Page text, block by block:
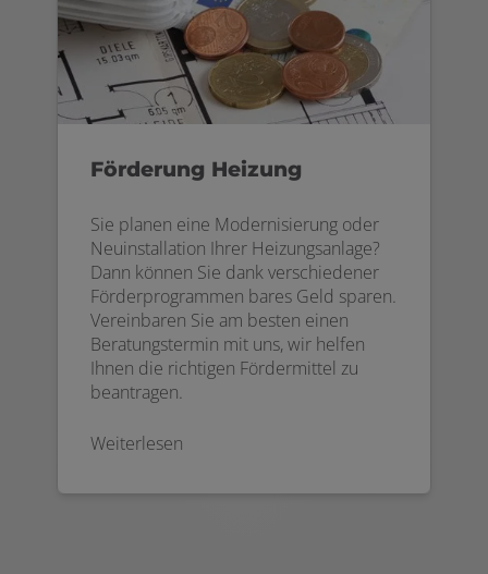
Förderung Heizung
Sie planen eine Modernisierung oder
Neuinstallation Ihrer Heizungsanlage?
Dann können Sie dank verschiedener
Förderprogrammen bares Geld sparen.
Vereinbaren Sie am besten einen
Beratungstermin mit uns, wir helfen
Ihnen die richtigen Fördermittel zu
beantragen.
Weiterlesen